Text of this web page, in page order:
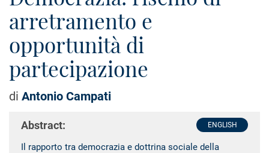
arretramento e
opportunità di
partecipazione
di Antonio Campati
Abstract: ENGLISH
Il rapporto tra democrazia e dottrina sociale della